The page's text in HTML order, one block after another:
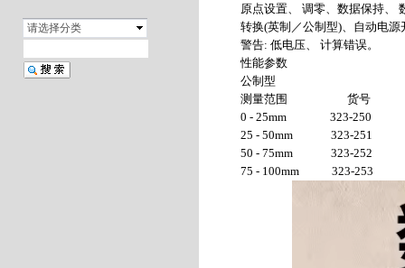
请选择分类
原点设置、 调零、数据保持、
转换(英制／公制型)、自动电源
警告: 低电压、 计算错误。
性能参数
公制型
测量范围 货号
0 - 25mm 323-250
25 - 50mm 323-251
50 - 75mm 323-252
75 - 100mm 323-253